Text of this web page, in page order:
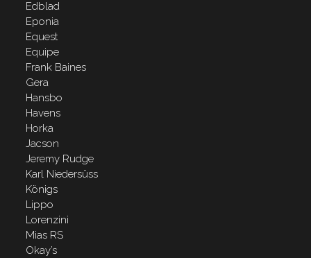
Edblad
Eponia
Equest
Equipe
Frank Baines
Gera
Hansbo
Havens
Horka
Jacson
Jeremy Rudge
Karl Niedersüss
Königs
Lippo
Lorenzini
Mias RS
Okay’s